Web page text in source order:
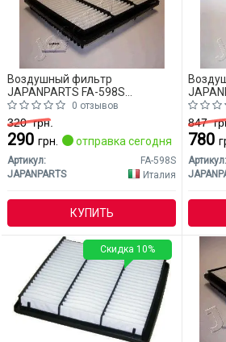
Воздушный фильтр
JAPANPARTS FA-598S
Mitsubishi L4000 отзывов
320грн.
290 грн. отправка сегодня
Артикул:
FA-598S
JAPANPARTS
Италия
КУПИТЬ
L400
847
780
Артикул:
Скидка 10%